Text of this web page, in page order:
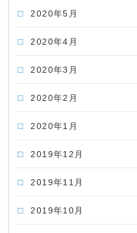
2020年5月
2020年4月
2020年3月
2020年2月
2020年1月
2019年12月
2019年11月
2019年10月